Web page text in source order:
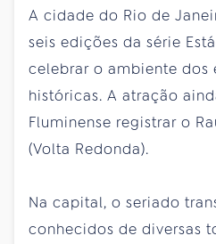
A cidade do Rio de
seis edições da série
celebrar o ambiente dos
históricas. A atração
Fluminense registrar o
(Volta Redonda).
Na capital, o seriado
conhecidos de diversas